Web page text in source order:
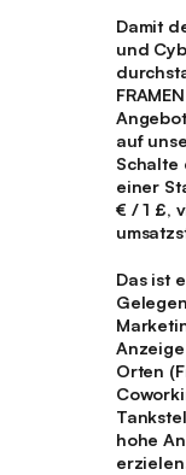
Damit
und
auf
Schalte
einer
€ / 1 £,
Das ist
Orten
hohe